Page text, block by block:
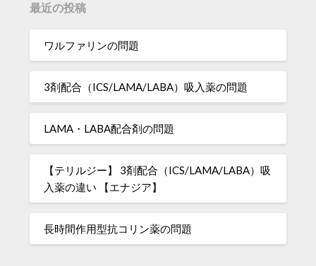
最近の投稿
ワルファリンの問題
3剤配合（ICS/LAMA/LABA）吸入薬の問題
LAMA・LABA配合剤の問題
【テリルジー】 3剤配合（ICS/LAMA/LABA）吸
入薬の違い 【エナジア】
長時間作用型抗コリン薬の問題